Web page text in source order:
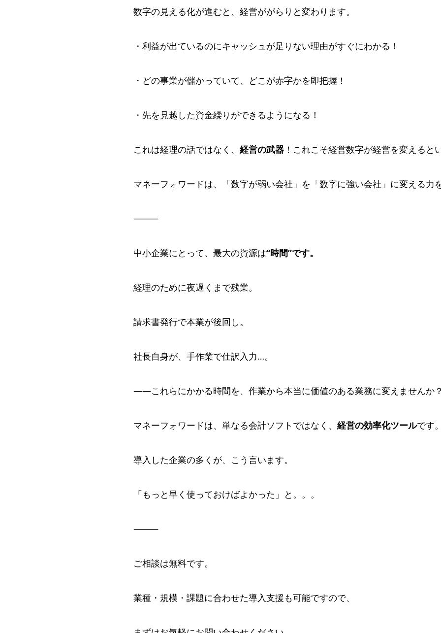
数字の見える化が進むと、経営ががらりと変わります。
・利益が出ているのにキャッシュが足りない理由がすぐにわかる！
・どの事業が儲かっていて、どこが赤字かを即把握！
・先を見越した資金繰りができるようになる！
これは経理の話ではなく、 経営の武器！これこそ経営数字が経営を変えると
マネーフォワードは、「数字が弱い会社」を「数字に強い会社」に変える力
⸻
中小企業にとって、最大の資源は“時間”です。
経理のために夜遅くまで残業。
請求書発行で本業が後回し。
社長自身が、手作業で仕訳入力…。
——これらにかかる時間を、作業から本当に価値のある業務に変えませんか？
マネーフォワードは、単なる会計ソフトではなく、 経営の効率化ツールです。
導入した企業の多くが、こう言います。
「もっと早く使っておけばよかった」と。。。
⸻
ご相談は無料です。
業種・規模・課題に合わせた導入支援も可能ですので、